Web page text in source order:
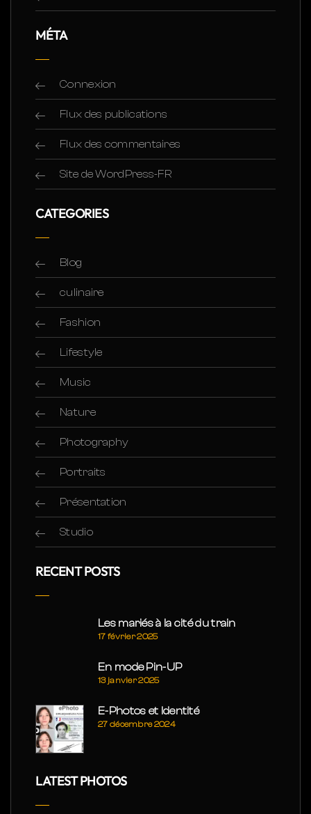
MÉTA
Connexion
Flux des publications
Flux des commentaires
Site de WordPress-FR
CATEGORIES
Blog
culinaire
Fashion
Lifestyle
Music
Nature
Photography
Portraits
Présentation
Studio
RECENT POSTS
Les mariés à la cité du train
17 février 2025
En mode Pin-UP
13 janvier 2025
E-Photos et Identité
27 décembre 2024
LATEST PHOTOS